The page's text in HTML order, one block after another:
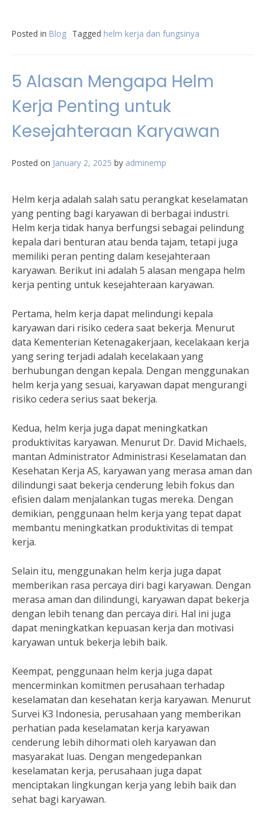
Posted in Blog Tagged helm kerja dan fungsinya
5 Alasan Mengapa Helm
Kerja Penting untuk
Kesejahteraan Karyawan
Posted on January 2, 2025 by adminemp
Helm kerja adalah salah satu perangkat keselamatan
yang penting bagi karyawan di berbagai industri.
Helm kerja tidak hanya berfungsi sebagai pelindung
kepala dari benturan atau benda tajam, tetapi juga
memiliki peran penting dalam kesejahteraan
karyawan. Berikut ini adalah 5 alasan mengapa helm
kerja penting untuk kesejahteraan karyawan.
Pertama, helm kerja dapat melindungi kepala
karyawan dari risiko cedera saat bekerja. Menurut
data Kementerian Ketenagakerjaan, kecelakaan kerja
yang sering terjadi adalah kecelakaan yang
berhubungan dengan kepala. Dengan menggunakan
helm kerja yang sesuai, karyawan dapat mengurangi
risiko cedera serius saat bekerja.
Kedua, helm kerja juga dapat meningkatkan
produktivitas karyawan. Menurut Dr. David Michaels,
mantan Administrator Administrasi Keselamatan dan
Kesehatan Kerja AS, karyawan yang merasa aman dan
dilindungi saat bekerja cenderung lebih fokus dan
efisien dalam menjalankan tugas mereka. Dengan
demikian, penggunaan helm kerja yang tepat dapat
membantu meningkatkan produktivitas di tempat
kerja.
Selain itu, menggunakan helm kerja juga dapat
memberikan rasa percaya diri bagi karyawan. Dengan
merasa aman dan dilindungi, karyawan dapat bekerja
dengan lebih tenang dan percaya diri. Hal ini juga
dapat meningkatkan kepuasan kerja dan motivasi
karyawan untuk bekerja lebih baik.
Keempat, penggunaan helm kerja juga dapat
mencerminkan komitmen perusahaan terhadap
keselamatan dan kesehatan kerja karyawan. Menurut
Survei K3 Indonesia, perusahaan yang memberikan
perhatian pada keselamatan kerja karyawan
cenderung lebih dihormati oleh karyawan dan
masyarakat luas. Dengan mengedepankan
keselamatan kerja, perusahaan juga dapat
menciptakan lingkungan kerja yang lebih baik dan
sehat bagi karyawan.